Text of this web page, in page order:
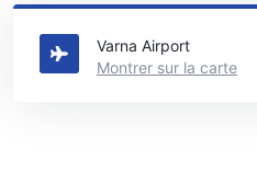
Voir nos principales agences
Varna Airport
Montrer sur la carte